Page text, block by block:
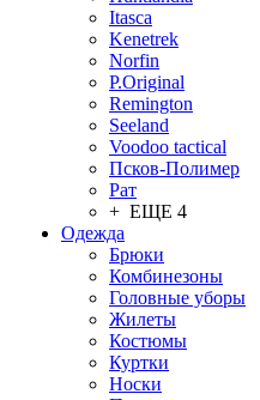
Itasca
Kenetrek
Norfin
P.Original
Remington
Seeland
Voodoo tactical
Псков-Полимер
Рат
+ ЕЩЕ 4
Одежда
Брюки
Комбинезоны
Головные уборы
Жилеты
Костюмы
Куртки
Носки